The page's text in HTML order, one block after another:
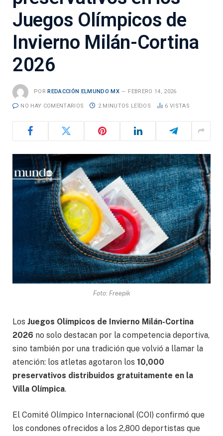
Juegos Olímpicos de
Invierno Milán-Cortina
2026
POR REDACCIÓN ELMUNDO MX FEBRERO 14, 2026
NO HAY COMENTARIOS 2 MINUTOS LEÍDOS 6 VISTAS
Foto: Freepik
Los Juegos Olímpicos de Invierno Milán-Cortina
2026 no solo destacan por la competencia deportiva,
sino también por una tradición que volvió a llamar la
atención: los atletas agotaron los 10,000
preservativos distribuidos gratuitamente en la
Villa Olímpica.
El Comité Olímpico Internacional (COI) confirmó que
los condones ofrecidos a los 2,800 deportistas que